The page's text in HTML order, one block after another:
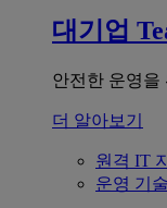
대기업
안전한 운영을
더 알아보기
원격 IT
운영 기술